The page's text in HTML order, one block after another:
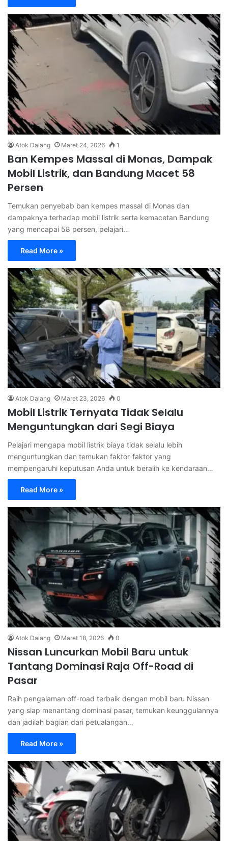
Atok Dalang Maret 24, 2026 1
Ban Kempes Massal di Monas, Dampak
Mobil Listrik, dan Bandung Macet 58
Persen
Temukan penyebab ban kempes massal di Monas dan
dampaknya terhadap mobil listrik serta kemacetan Bandung
yang mencapai 58 persen, pelajari…
Read More »
Atok Dalang Maret 23, 2026 0
Mobil Listrik Ternyata Tidak Selalu
Menguntungkan dari Segi Biaya
Pelajari mengapa mobil listrik biaya tidak selalu lebih
menguntungkan dan temukan faktor-faktor yang
mempengaruhi keputusan Anda untuk beralih ke kendaraan…
Read More »
Atok Dalang Maret 18, 2026 0
Nissan Luncurkan Mobil Baru untuk
Tantang Dominasi Raja Off-Road di
Pasar
Raih pengalaman off-road terbaik dengan mobil baru Nissan
yang siap menantang dominasi pasar, temukan keunggulannya
dan jadilah bagian dari petualangan…
Read More »